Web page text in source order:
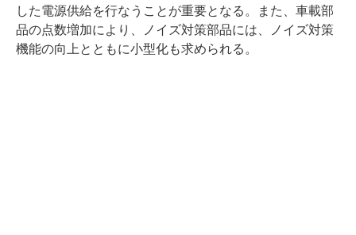
した電源供給を行なうことが重要となる。また、車載部
品の点数増加により、ノイズ対策部品には、ノイズ対策
機能の向上とともに小型化も求められる。